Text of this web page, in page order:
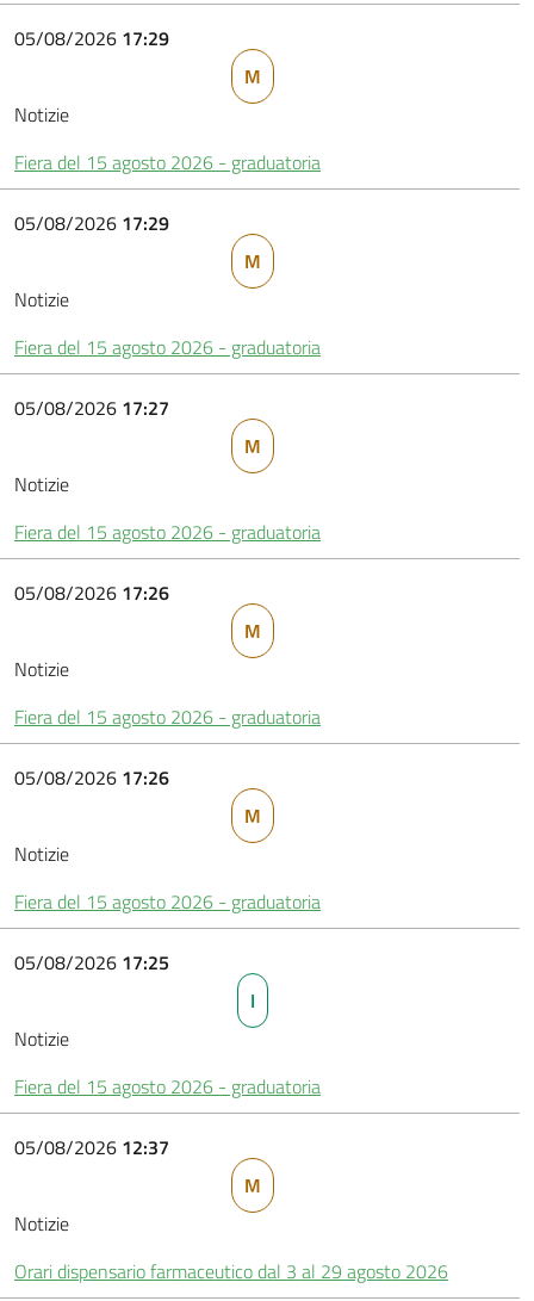
05/08/2026 17:29
M
Notizie
Fiera del 15 agosto 2026 - graduatoria
05/08/2026 17:29
M
Notizie
Fiera del 15 agosto 2026 - graduatoria
05/08/2026 17:27
M
Notizie
Fiera del 15 agosto 2026 - graduatoria
05/08/2026 17:26
M
Notizie
Fiera del 15 agosto 2026 - graduatoria
05/08/2026 17:26
M
Notizie
Fiera del 15 agosto 2026 - graduatoria
05/08/2026 17:25
I
Notizie
Fiera del 15 agosto 2026 - graduatoria
05/08/2026 12:37
M
Notizie
Orari dispensario farmaceutico dal 3 al 29 agosto 2026